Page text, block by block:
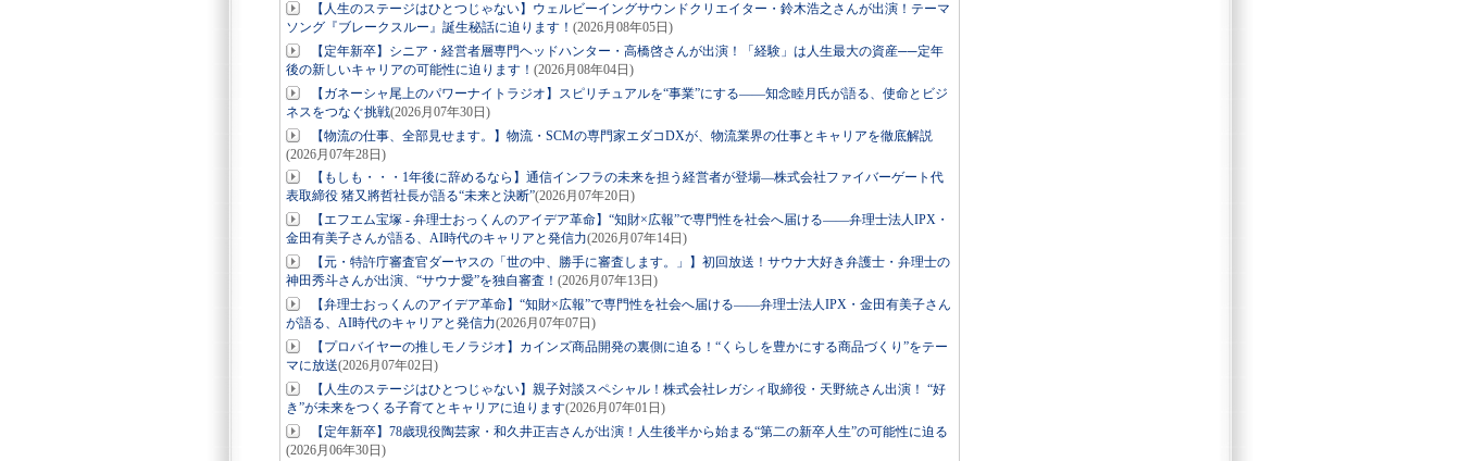
【人生のステージはひとつじゃない】ウェルビーイングサウンドクリエイター・鈴木浩之さんが出演！テーマ
ソング『ブレークスルー』誕生秘話に迫ります！ (2026月08年05日)
【定年新卒】シニア・経営者層専門ヘッドハンター・高橋啓さんが出演！「経験」は人生最大の資産──定年
後の新しいキャリアの可能性に迫ります！ (2026月08年04日)
【ガネーシャ尾上のパワーナイトラジオ】スピリチュアルを“事業”にする――知念睦月氏が語る、使命とビジ
ネスをつなぐ挑戦(2026月07年30日)
【物流の仕事、全部見せます。】物流・SCMの専門家エダコDXが、物流業界の仕事とキャリアを徹底解説
(2026月07年28日)
【もしも・・・1年後に辞めるなら】通信インフラの未来を担う経営者が登場―株式会社ファイバーゲート代
表取締役 猪又將哲社長が語る“未来と決断”(2026月07年20日)
【エフエム宝塚 - 弁理士おっくんのアイデア革命】“知財×広報”で専門性を社会へ届ける――弁理士法人IPX・
金田有美子さんが語る、AI時代のキャリアと発信力(2026月07年14日)
【元・特許庁審査官ダーヤスの「世の中、勝手に審査します。」】初回放送！サウナ大好き弁護士・弁理士の
神田秀斗さんが出演、“サウナ愛”を独自審査！ (2026月07年13日)
【弁理士おっくんのアイデア革命】“知財×広報”で専門性を社会へ届ける――弁理士法人IPX・金田有美子さん
が語る、AI時代のキャリアと発信力(2026月07年07日)
【プロバイヤーの推しモノラジオ】カインズ商品開発の裏側に迫る！“くらしを豊かにする商品づくり”をテー
マに放送(2026月07年02日)
【人生のステージはひとつじゃない】親子対談スペシャル！株式会社レガシィ取締役・天野統さん出演！ “好
き”が未来をつくる子育てとキャリアに迫ります(2026月07年01日)
【定年新卒】78歳現役陶芸家・和久井正吉さんが出演！人生後半から始まる“第二の新卒人生”の可能性に迫る
(2026月06年30日)